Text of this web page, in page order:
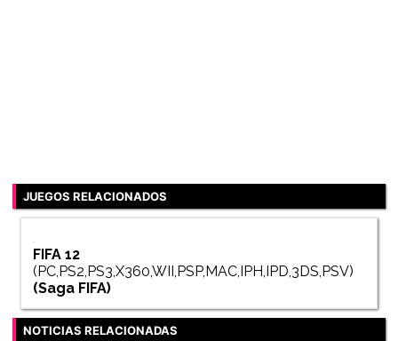
JUEGOS RELACIONADOS
FIFA 12
(PC,PS2,PS3,X360,WII,PSP,MAC,IPH,IPD,3DS,PSV)
(Saga FIFA)
NOTICIAS RELACIONADAS